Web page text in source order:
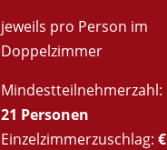
jeweils pro Person im
Doppelzimmer
Mindestteilnehmerzahl:
21 Personen
Einzelzimmerzuschlag: €